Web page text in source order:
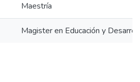
Maestría
Magister en Educación y